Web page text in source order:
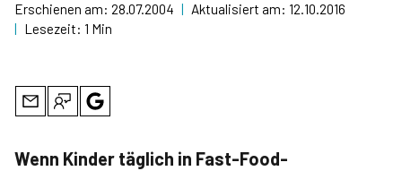
Erschienen am: 28.07.2004 | Aktualisiert am: 12.10.2016
| Lesezeit: 1 Min
Wenn Kinder täglich in Fast-Food-